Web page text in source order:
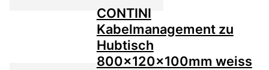
CONTINI
Kabelmanagement zu
Hubtisch
800x120x100mm weiss